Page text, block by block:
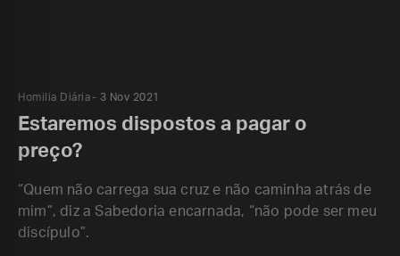
Homilia Diária 3 Nov 2021
Estaremos dispostos a pagar o
preço?
“Quem não carrega sua cruz e não caminha atrás de
mim”, diz a Sabedoria encarnada, “não pode ser meu
discípulo”.